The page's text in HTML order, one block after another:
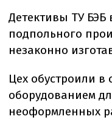
Детективы ТУ БЭБ
подпольного
незаконно
Цех обустроили
оборудованием
неоформленных